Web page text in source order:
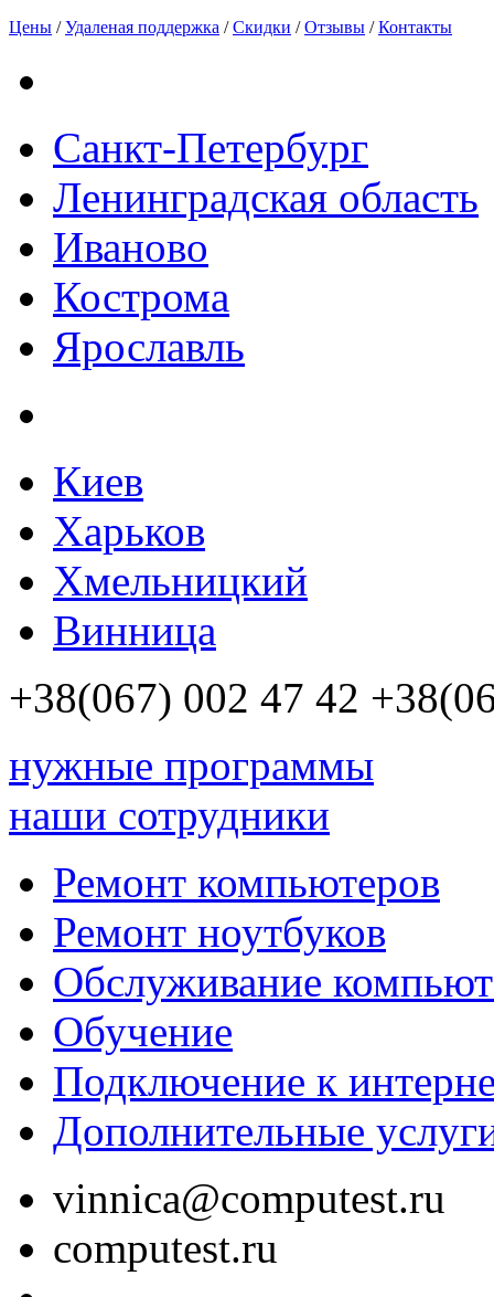
Цены /Удаленая поддержка /Скидки /Отзывы /Контакты
Санкт-Петербург
Ленинградская область
Иваново
Кострома
Ярославль
Киев
Харьков
Хмельницкий
Винница
+38(067) 002 47 42
нужные программы
наши сотрудники
Ремонт компьютеров
Ремонт ноутбуков
Обслуживание
Обучение
Подключение к
Дополнительные
vinnica@computest.ru
computest.ru